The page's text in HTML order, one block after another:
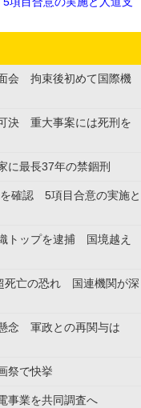
会 拘束後初めて国際機
決 重大事案には死刑を
に最長37年の禁錮刑
確認 5項目合意の実施と
トップを逮捕 国境越え
死亡の恐れ 国連機関が深
念 軍政との再関与は
祭で快挙
事業を共同調査へ